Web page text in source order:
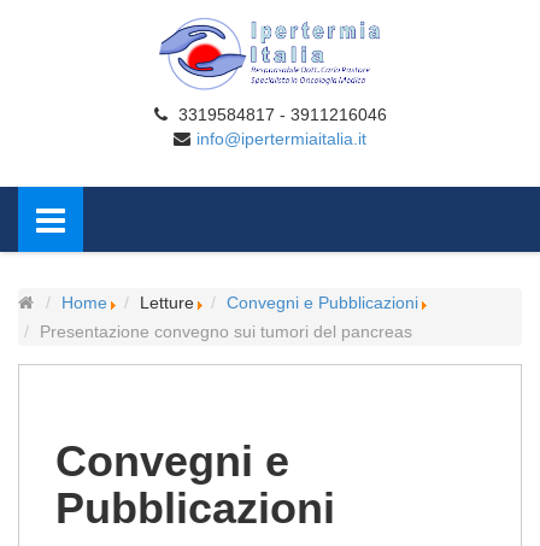
3319584817 - 3911216046
info@ipertermiaitalia.it
Home Letture
Convegni e Pubblicazioni
Presentazione convegno sui tumori del pancreas
Convegni e
Pubblicazioni